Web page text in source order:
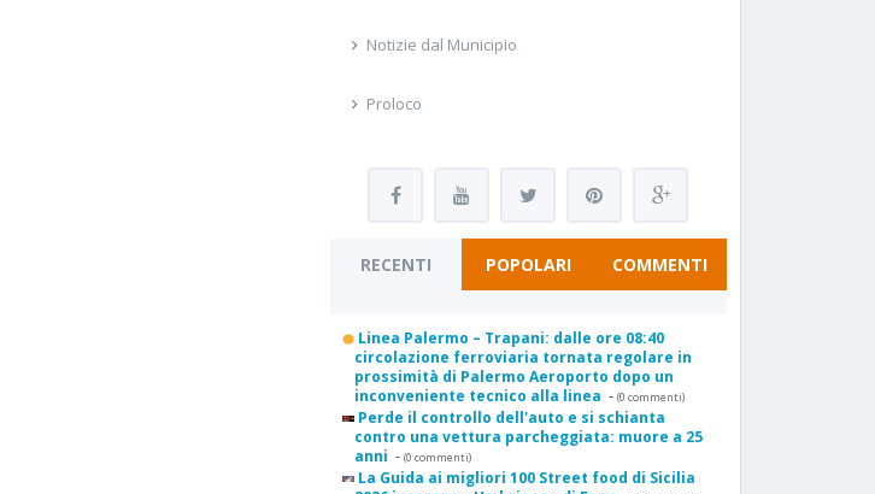
Notizie dal Municipio
Proloco
RECENTI POPOLARI COMMENTI
Linea Palermo – Trapani: dalle ore 08:40
circolazione ferroviaria tornata regolare in
prossimità di Palermo Aeroporto dopo un
inconveniente tecnico alla linea - (0 commenti)
Perde il controllo dell'auto e si schianta
contro una vettura parcheggiata: muore a 25
anni - (0 commenti)
La Guida ai migliori 100 Street food di Sicilia